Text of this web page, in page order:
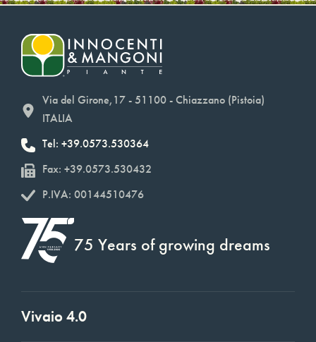
Via del Girone,17 - 51100 - Chiazzano (Pistoia)
ITALIA
Tel: +39.0573.530364
Fax: +39.0573.530432
P.IVA: 00144510476
75 Years of growing dreams
Vivaio 4.0